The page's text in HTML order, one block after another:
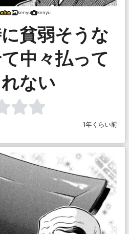
kenyu kenyu
貧弱そうな
中々払って
れない
1年くらい前